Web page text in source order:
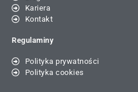
Kariera
Kontakt
Regulaminy
Polityka prywatności
Polityka cookies